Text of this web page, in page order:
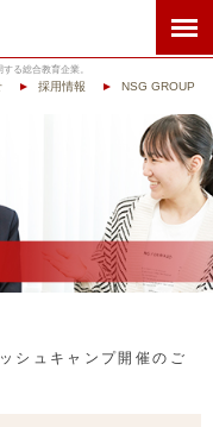
る総合教育企業。
採用情報 NSG GROUP
シュキャンプ開催のご